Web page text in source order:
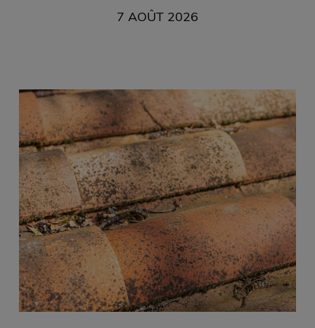
7 AOÛT 2026